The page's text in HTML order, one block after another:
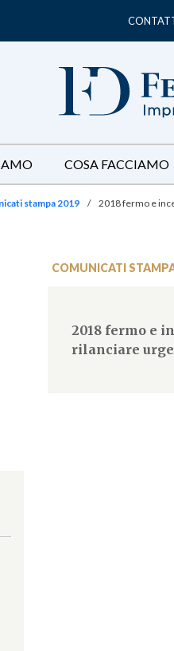
COSA FACCIAMO
stampa 2019 / 2018 fermo e
COMUNICATI
2018 fermo e
rilanciare